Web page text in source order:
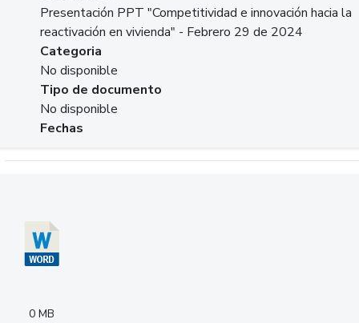
Presentación PPT "Competitividad e innovación hacia la
reactivación en vivienda" - Febrero 29 de 2024
Categoria
No disponible
Tipo de documento
No disponible
Fechas
0 MB